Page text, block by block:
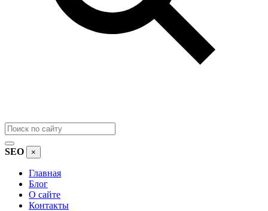
SEO ×
Главная
Блог
О сайте
Контакты